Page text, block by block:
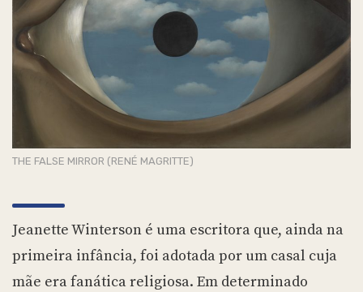
THE FALSE MIRROR (RENÉ MAGRITTE)
Jeanette Winterson é uma escritora que, ainda na
primeira infância, foi adotada por um casal cuja
mãe era fanática religiosa. Em determinado